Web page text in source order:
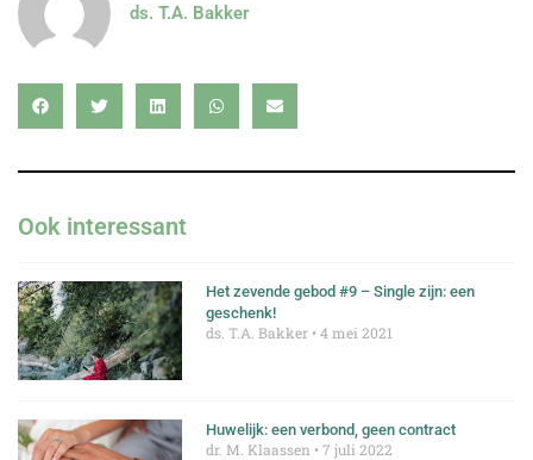
ds. T.A. Bakker
Ook interessant
Het zevende gebod #9 – Single zijn: een
geschenk!
ds. T.A. Bakker 4 mei 2021
Huwelijk: een verbond, geen contract
dr. M. Klaassen 7 juli 2022